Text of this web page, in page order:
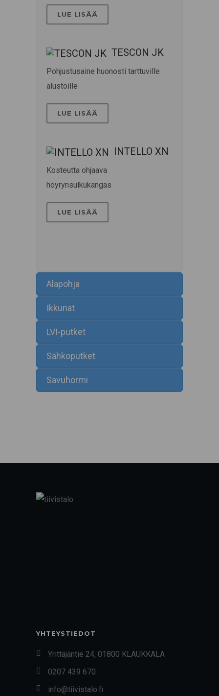
LUE LISÄÄ
TESCON JK
Pohjustusaine huonosti tarttuville
alustoille
LUE LISÄÄ
INTELLO XN
Kosteutta ohjaava
höyrynsulkukangas
LUE LISÄÄ
Alapohja
Ikkunat
LVI-putket
Sähkoputket
Savuhormi
YHTEYSTIEDOT
Yrittäjäntie 24, 01800 KLAUKKALA
0207 439 670
info@tiivistalo.fi